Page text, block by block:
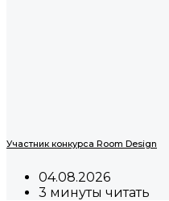
Участник конкурса Room Design
04.08.2026
3 минуты читать